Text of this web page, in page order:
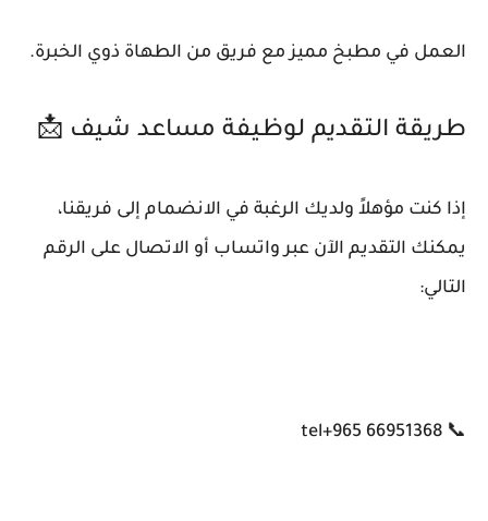
العمل في مطبخ مميز مع فريق من الطهاة ذوي الخبرة.
طريقة التقديم لوظيفة مساعد شيف 📩
إذا كنت مؤهلاً ولديك الرغبة في الانضمام إلى فريقنا،
يمكنك التقديم الآن عبر واتساب أو الاتصال على الرقم
التالي:
📞 tel+965 66951368